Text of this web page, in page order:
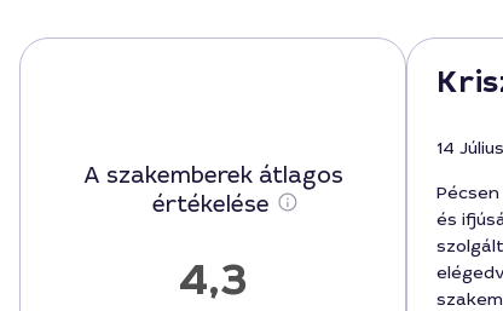
A szakemberek átlagos
értékelése
4,3
14
és